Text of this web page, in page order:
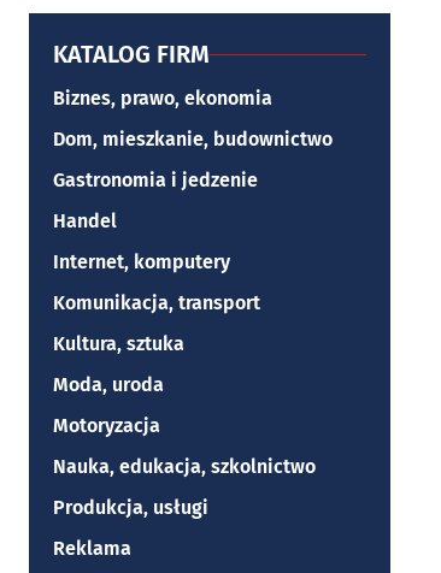
KATALOG FIRM
Biznes, prawo, ekonomia
Dom, mieszkanie, budownictwo
Gastronomia i jedzenie
Handel
Internet, komputery
Komunikacja, transport
Kultura, sztuka
Moda, uroda
Motoryzacja
Nauka, edukacja, szkolnictwo
Produkcja, usługi
Reklama